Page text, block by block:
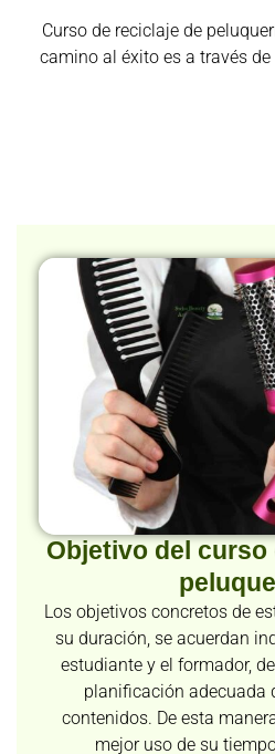
Curso de reciclaje de
camino al éxito es a través
Objetivo del curso
Los objetivos concretos de
su duración, se acuerdan
estudiante y el formador,
planificación adecuada
contenidos. De esta
mejor uso de su